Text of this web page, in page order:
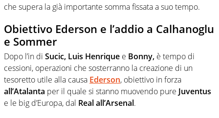
che supera la già importante somma fissata a suo tempo.
Obiettivo Ederson e l’addio a Calhanoglu
e Sommer
Dopo l’in di Sucic, Luis Henrique e Bonny, è tempo di
cessioni, operazioni che sosterranno la creazione di un
tesoretto utile alla causa Ederson, obiettivo in forza
all’Atalanta per il quale si stanno muovendo pure Juventus
e le big d’Europa, dal Realall’Arsenal.